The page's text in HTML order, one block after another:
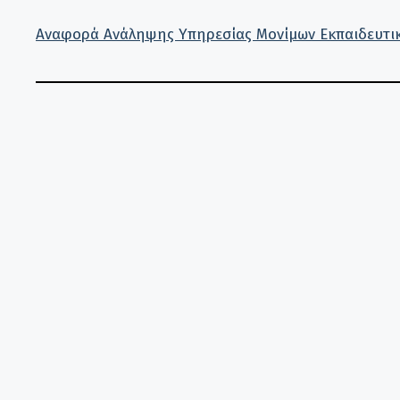
Αναφορά Ανάληψης Υπηρεσίας Μονίμων